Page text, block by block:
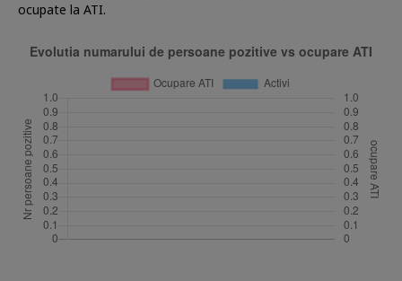
ocupate la ATI.